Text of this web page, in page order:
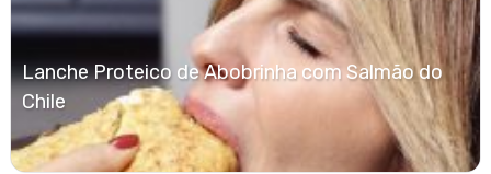
Lanche Proteico de Abobrinha com Salmão do
Chile